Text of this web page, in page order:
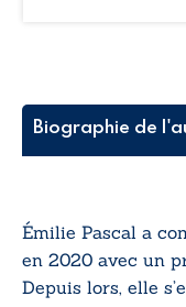
Biographie de
Émilie Pascal a
en 2020 avec un
Depuis lors, elle